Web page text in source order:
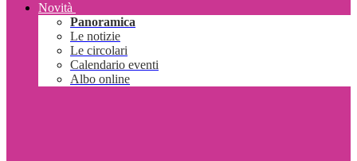
Novità
Panoramica
Le notizie
Le circolari
Calendario eventi
Albo online